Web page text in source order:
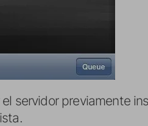
servidor previamente